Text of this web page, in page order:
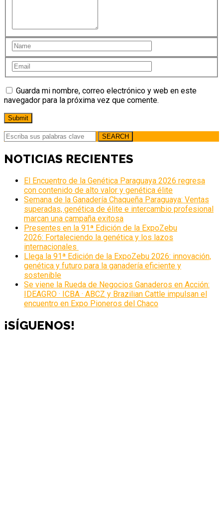
Guarda mi nombre, correo electrónico y web en este
navegador para la próxima vez que comente.
SEARCH
NOTICIAS RECIENTES
El Encuentro de la Genética Paraguaya 2026 regresa
con contenido de alto valor y genética élite
Semana de la Ganadería Chaqueña Paraguaya: Ventas
superadas, genética de élite e intercambio profesional
marcan una campaña exitosa
Presentes en la 91ª Edición de la ExpoZebu
2026: Fortaleciendo la genética y los lazos
internacionales
Llega la 91ª Edición de la ExpoZebu 2026: innovación,
genética y futuro para la ganadería eficiente y
sostenible
Se viene la Rueda de Negocios Ganaderos en Acción:
IDEAGRO · ICBA · ABCZ y Brazilian Cattle impulsan el
encuentro en Expo Pioneros del Chaco
¡SÍGUENOS!